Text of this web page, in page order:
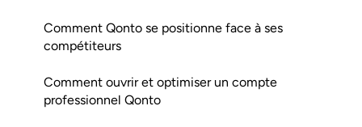
Comment Qonto se positionne face à ses
compétiteurs
Comment ouvrir et optimiser un compte
professionnel Qonto